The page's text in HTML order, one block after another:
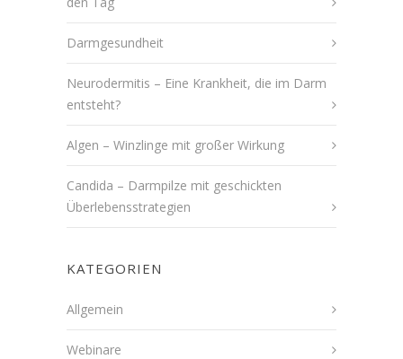
Darmgesundheit
Neurodermitis – Eine Krankheit, die im Darm
entsteht?
Algen – Winzlinge mit großer Wirkung
Candida – Darmpilze mit geschickten
Überlebensstrategien
KATEGORIEN
Allgemein
Webinare